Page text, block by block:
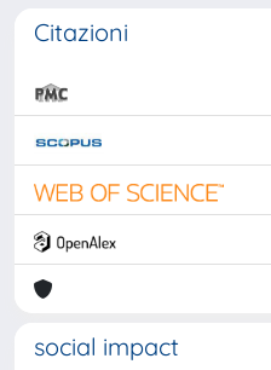
Citazioni
social impact